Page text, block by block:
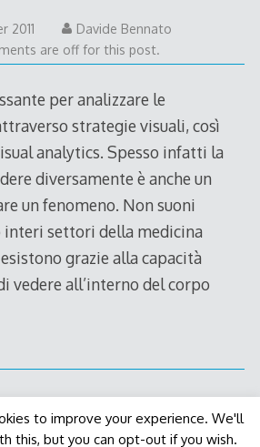
20118
September
2011
Davide Bennato
are off for this post.
per analizzare le
strategie visuali, così
analytics. Spesso infatti la
diversamente è anche un
un fenomeno. Non suoni
interi settori della medicina
grazie alla capacità
vedere all’interno del corpo
to improve your experience. We'll
this, but you can opt-out if you wish.